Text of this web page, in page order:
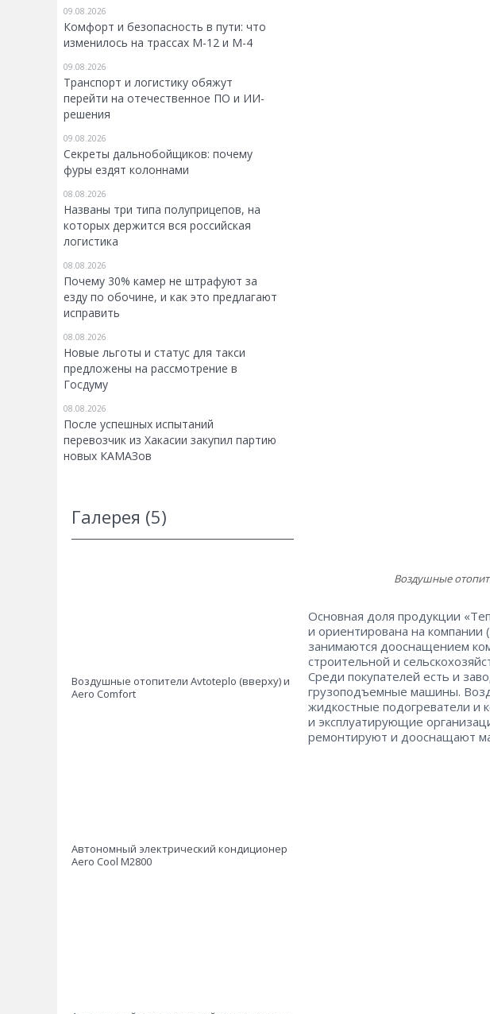
09.08.2026
Комфорт и безопасность в пути: что
изменилось на трассах М-12 и М-4
09.08.2026
Транспорт и логистику обяжут
перейти на отечественное ПО и ИИ-
решения
09.08.2026
Секреты дальнобойщиков: почему
фуры ездят колоннами
08.08.2026
Названы три типа полуприцепов, на
которых держится вся российская
логистика
08.08.2026
Почему 30% камер не штрафуют за
езду по обочине, и как это предлагают
исправить
08.08.2026
Новые льготы и статус для такси
предложены на рассмотрение в
Госдуму
08.08.2026
После успешных испытаний
перевозчик из Хакасии закупил партию
новых КАМАЗов
Галерея (5)
Воздушные отопители Avtoteplo (вверху) и
Aero Comfort
Автономный электрический кондиционер
Aero Cool М2800
Воздушные
Основная доля продукции
и ориентирована на компании
занимаются дооснащением
строительной и
Среди покупателей есть и
грузоподъемные машины.
жидкостные подогреватели и
и эксплуатирующие
ремонтируют и дооснащают